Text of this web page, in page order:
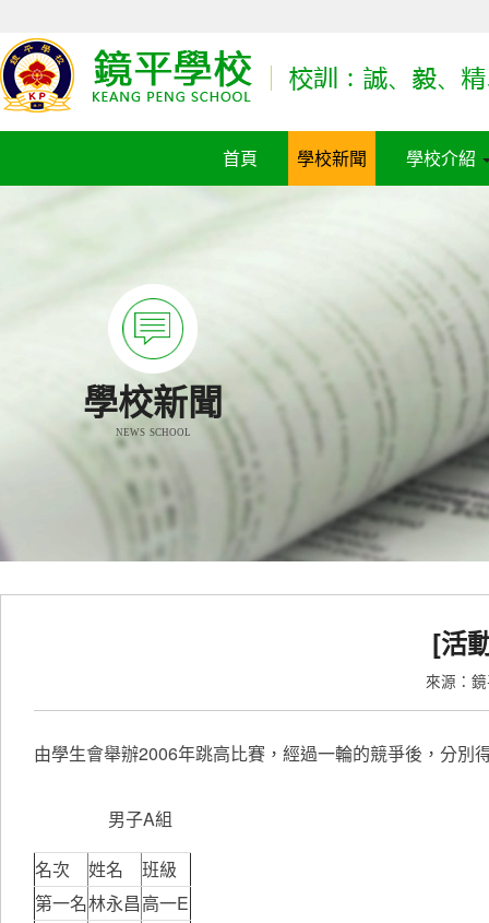
首頁 學校新聞 學校介紹
學校新聞
NEWS SCHOOL
[活
來源：
由學生會舉辦2006年跳高比賽，經過一輪的競爭後
男子A組
名次
姓名
班級
第一名林永昌高一E